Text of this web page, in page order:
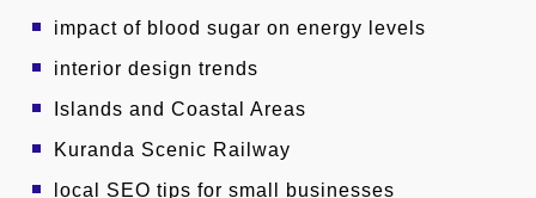
impact of blood sugar on energy levels
interior design trends
Islands and Coastal Areas
Kuranda Scenic Railway
local SEO tips for small businesses